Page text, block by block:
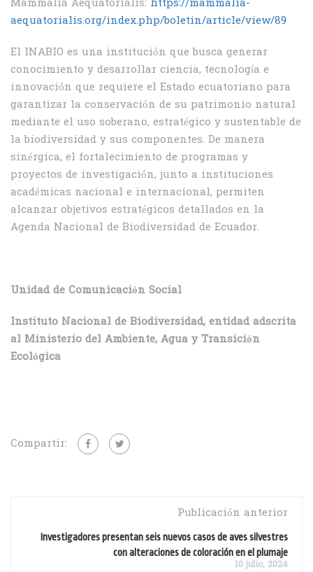
Mammalia Aequatorialis: https://mammalia-
aequatorialis.org/index.php/boletin/article/view/89
El INABIO es una institución que busca generar
conocimiento y desarrollar ciencia, tecnología e
innovación que requiere el Estado ecuatoriano para
garantizar la conservación de su patrimonio natural
mediante el uso soberano, estratégico y sustentable de
la biodiversidad y sus componentes. De manera
sinérgica, el fortalecimiento de programas y
proyectos de investigación, junto a instituciones
académicas nacional e internacional, permiten
alcanzar objetivos estratégicos detallados en la
Agenda Nacional de Biodiversidad de Ecuador.
Unidad de Comunicación Social
Instituto Nacional de Biodiversidad, entidad adscrita
al Ministerio del Ambiente, Agua y Transición
Ecológica
Compartir:
Publicación anterior
Investigadores presentan seis nuevos casos de aves silvestres
con alteraciones de coloración en el plumaje
10 julio, 2024